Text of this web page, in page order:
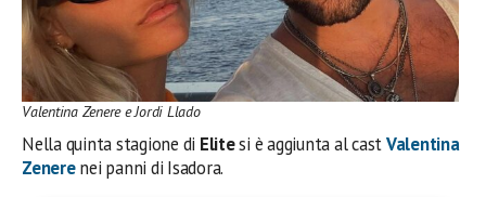
Valentina Zenere e Jordi Llado
Nella quinta stagione di Elitesi è aggiunta al castValentina
Zenerenei panni di Isadora.